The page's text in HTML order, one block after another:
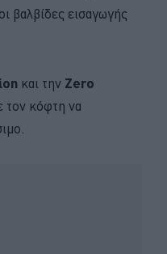
βαλβίδες εισαγωγής
και την Zero
τον κόφτη να